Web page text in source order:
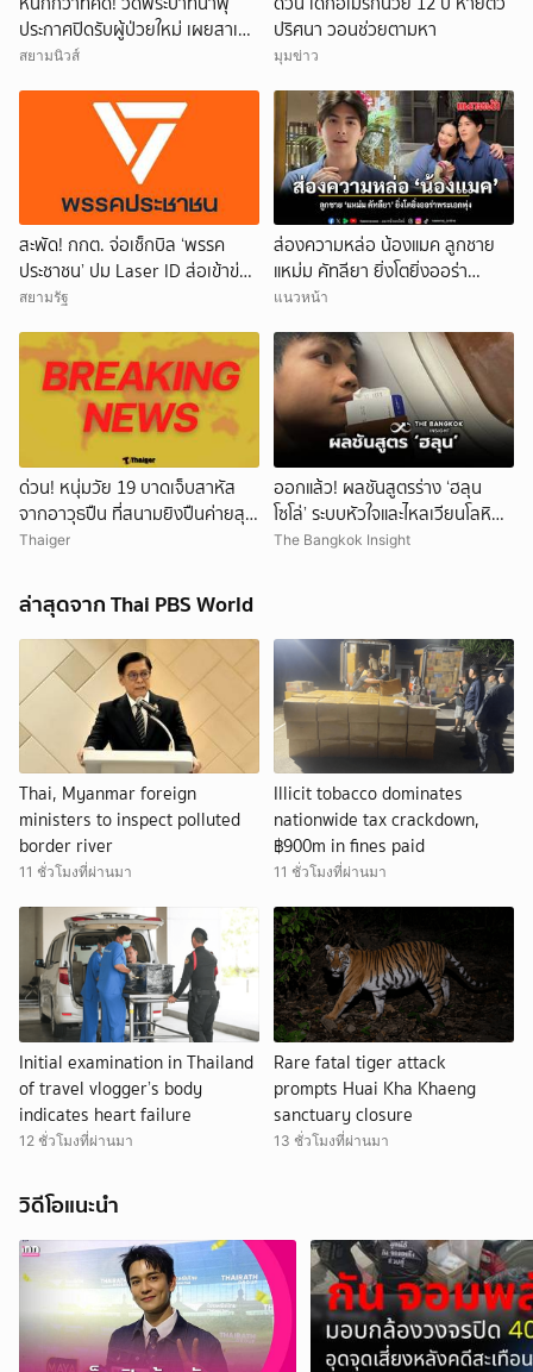
ประกาศปิดรับผู้ป่วยใหม่ เผยสาเหตุ
สุดสะเทือนใจ
สยามนิวส์
ปริศนา วอนช่วยตามหา
มุมข่าว
สะพัด! กกต. จ่อเช็กบิล ‘พรรค
ประชาชน’ ปม Laser ID ส่อเข้าข่าย
ยุบพรรคตาม ม.92
สยามรัฐ
ส่องความหล่อ น้องแมค ลูกชาย
แหม่ม คัทลียา ยิ่งโตยิ่งออร่า
พระเอกพุ่ง
แนวหน้า
ด่วน! หนุ่มวัย 19 บาดเจ็บสาหัส
จากอาวุธปืน ที่สนามยิงปืนค่ายสุร
นารี โคราช ตำรวจเร่งสอบสาเหตุ
Thaiger
ออกแล้ว! ผลชันสูตรร่าง ‘ฮลุน
โซโล่’ ระบบหัวใจและไหลเวียนโลหิต
ล้มเหลว
The Bangkok Insight
ล่าสุดจาก Thai PBS World
Thai, Myanmar foreign
ministers to inspect polluted
border river
11 ชั่วโมงที่ผ่านมา
Illicit tobacco dominates
nationwide tax crackdown,
฿900m in fines paid
11 ชั่วโมงที่ผ่านมา
Initial examination in Thailand
of travel vlogger’s body
indicates heart failure
12 ชั่วโมงที่ผ่านมา
Rare fatal tiger attack
prompts Huai Kha Khaeng
sanctuary closure
13 ชั่วโมงที่ผ่านมา
วิดีโอแนะนำ
ยกเลิก